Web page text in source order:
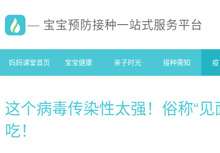
— 宝宝预防接种一站式服务平台
妈妈课堂首页 宝宝健康 亲子时光 接种需知
这个病毒传染性太强！俗称“
吃！